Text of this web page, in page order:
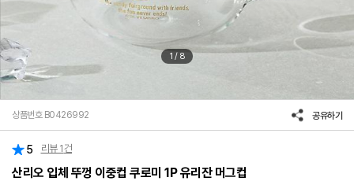
1 / 8
상품번호 B0426992 공유하기
5 리뷰 1건
산리오 입체 뚜껑 이중컵 쿠로미 1P 유리잔 머그컵